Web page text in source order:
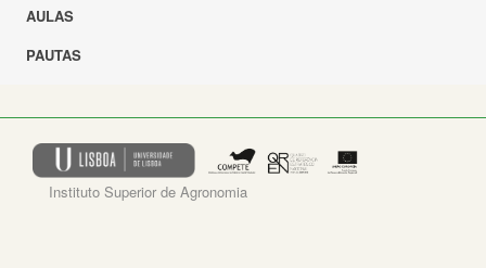
AULAS
PAUTAS
Instituto Superior de Agronomia